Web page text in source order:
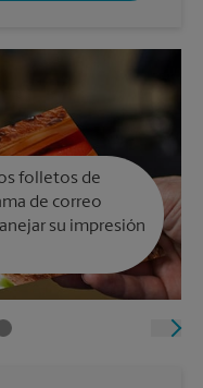
folletos de
de correo
su impresión